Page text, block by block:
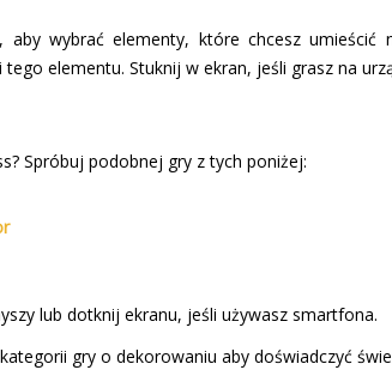
aby wybrać elementy, które chcesz
elementu. Stuknij w ekran, jeśli grasz na
Spróbuj podobnej gry z tych poniżej:
lub dotknij ekranu, jeśli używasz smartfona.
gry o dekorowaniu aby doświadczyć